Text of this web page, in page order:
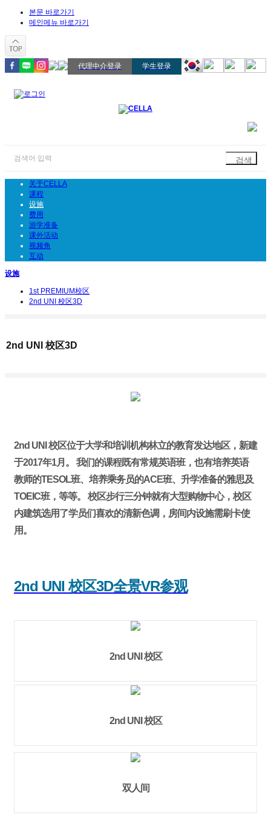
본문 바로가기
메인메뉴 바로가기
代理中介登录 学生登录
关于CELLA
课程
设施
费用
游学准备
课外活动
视频角
互动
设施
1st PREMIUM校区
2nd UNI 校区3D
2nd UNI 校区3D
2nd UNI 校区位于大学和培训机构林立的教育发达地区，新建
于2017年1月。 我们的课程既有常规英语班，也有培养英语
教师的TESOL班、培养乘务员的ACE班、升学准备的雅思及
TOEIC班，等等。 校区步行三分钟就有大型购物中心，校区
内建筑选用了学员们喜欢的清新色调，房间内设施需刷卡使
用。
2nd UNI 校区3D全景VR参观
2nd UNI 校区
2nd UNI 校区
双人间